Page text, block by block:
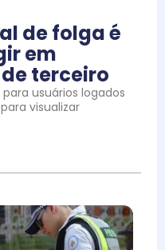
de folga é
em
terceiro
usuários logados
visualizar